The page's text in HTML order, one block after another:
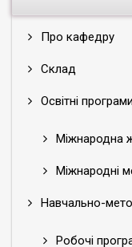
Про кафедру
Склад
Освітні програми
Міжнародна
Міжнародні
Навчально-
Робочі